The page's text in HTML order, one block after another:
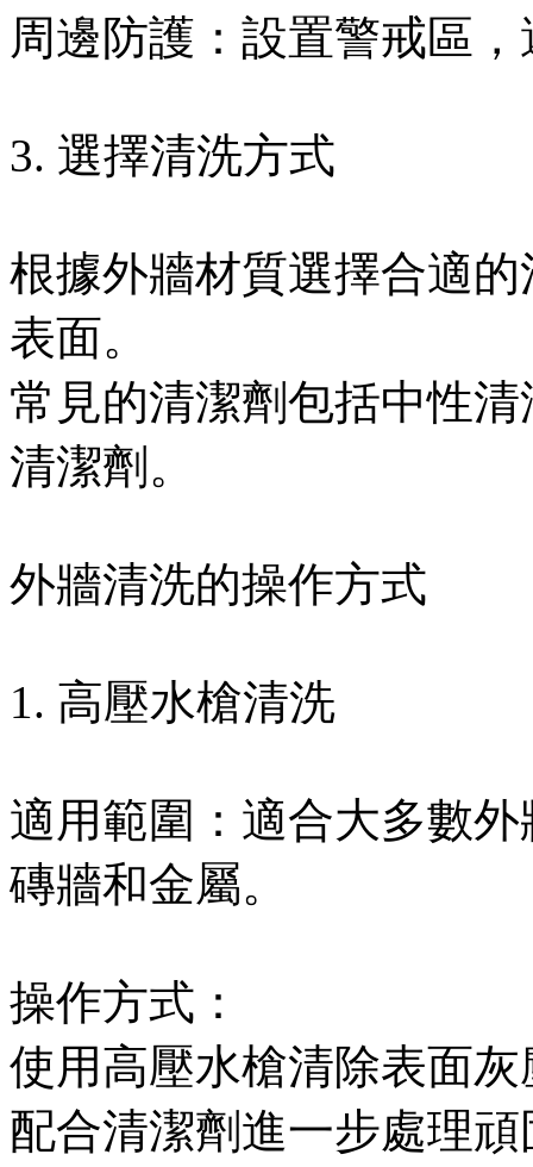
周邊防護：設置警戒區
3. 選擇清洗方式
根據外牆材質選擇合適
表面。
常見的清潔劑包括中性
清潔劑。
外牆清洗的操作方式
1. 高壓水槍清洗
適用範圍：適合大多數
磚牆和金屬。
操作方式：
使用高壓水槍清除表面
配合清潔劑進一步處理